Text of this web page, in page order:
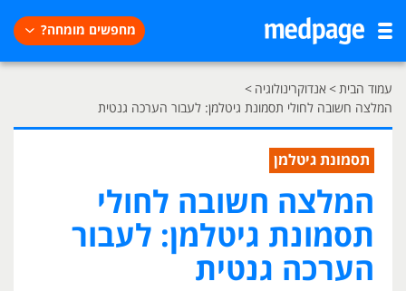
מחפשים מומחה?
עמוד הבית> אנדוקרינולוגיה >
המלצה חשובה לחולי תסמונת גיטלמן: לעבור הערכה גנטית
תסמונת גיטלמן
המלצה חשובה לחולי
תסמונת גיטלמן: לעבור
הערכה גנטית